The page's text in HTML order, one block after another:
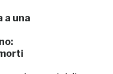
a una